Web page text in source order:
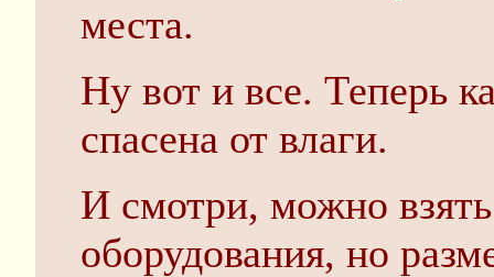
места.
Ну вот и все. Теперь
спасена от влаги.
И смотри, можно взять
оборудования, но